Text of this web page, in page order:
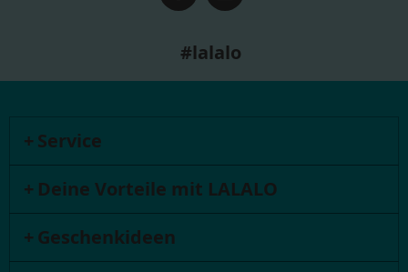
#lalalo
Service
Deine Vorteile mit LALALO
Geschenkideen